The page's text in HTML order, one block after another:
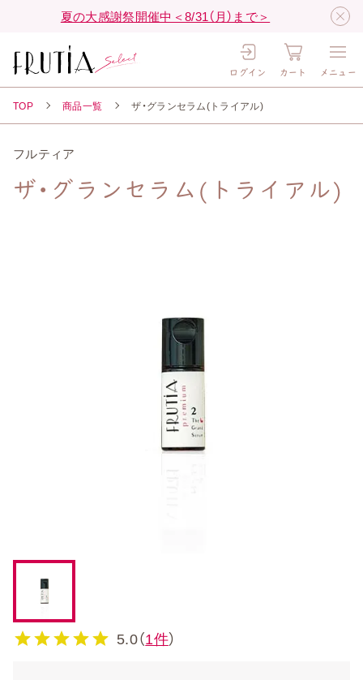
夏の大感謝祭開催中＜8/31（月）まで＞
ログイン カート メニュー
TOP 商品一覧 ザ・グランセラム(トライアル)
フルティア
ザ・グランセラム(トライアル)
5.0（1件）